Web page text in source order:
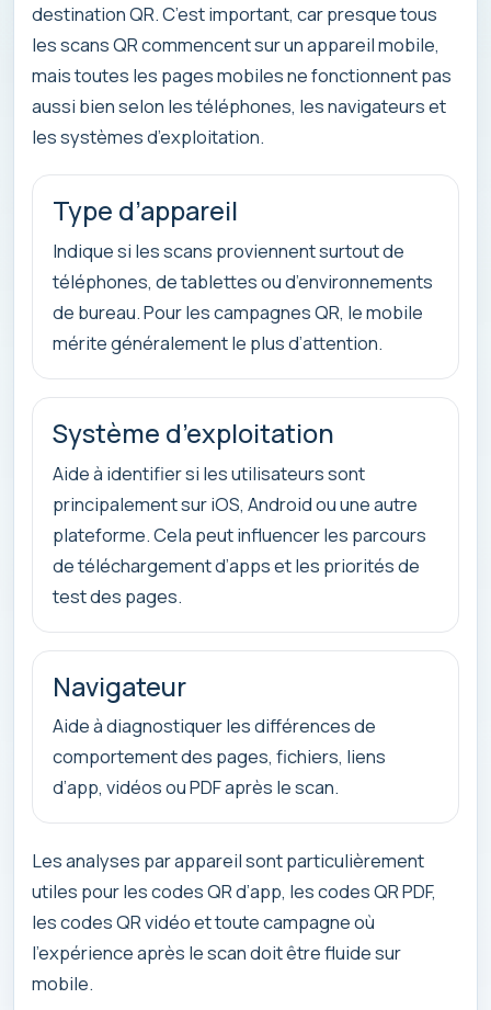
destination QR. C’est important, car presque tous
les scans QR commencent sur un appareil mobile,
mais toutes les pages mobiles ne fonctionnent pas
aussi bien selon les téléphones, les navigateurs et
les systèmes d’exploitation.
Type d’appareil
Indique si les scans proviennent surtout de
téléphones, de tablettes ou d’environnements
de bureau. Pour les campagnes QR, le mobile
mérite généralement le plus d’attention.
Système d’exploitation
Aide à identifier si les utilisateurs sont
principalement sur iOS, Android ou une autre
plateforme. Cela peut influencer les parcours
de téléchargement d’apps et les priorités de
test des pages.
Navigateur
Aide à diagnostiquer les différences de
comportement des pages, fichiers, liens
d’app, vidéos ou PDF après le scan.
Les analyses par appareil sont particulièrement
utiles pour les codes QR d’app, les codes QR PDF,
les codes QR vidéo et toute campagne où
l’expérience après le scan doit être fluide sur
mobile.